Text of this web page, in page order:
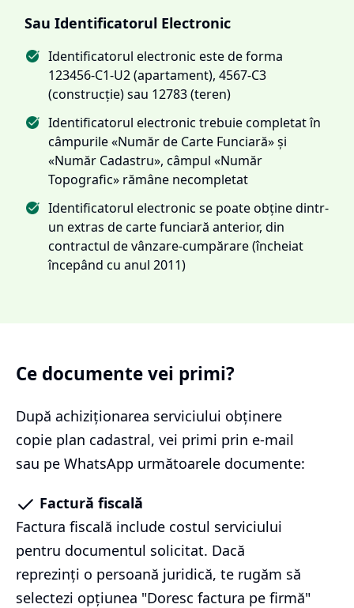
Sau Identificatorul Electronic
Identificatorul electronic este de forma
123456-C1-U2 (apartament), 4567-C3
(construcție) sau 12783 (teren)
Identificatorul electronic trebuie completat în
câmpurile «Număr de Carte Funciară» și
«Număr Cadastru», câmpul «Număr
Topografic» rămâne necompletat
Identificatorul electronic se poate obține dintr-
un extras de carte funciară anterior, din
contractul de vânzare-cumpărare (încheiat
începând cu anul 2011)
Ce documente vei primi?
După achiziționarea serviciului obținere
copie plan cadastral, vei primi prin e-mail
sau pe WhatsApp următoarele documente:
Factură fiscală
Factura fiscală include costul serviciului
pentru documentul solicitat. Dacă
reprezinți o persoană juridică, te rugăm să
selectezi opțiunea "Doresc factura pe firmă"